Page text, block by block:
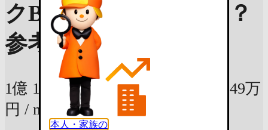
クBは売ったらいくら？
参考査定価格
1億 1,200万円 75.02m²の部屋
（149万
円 / m²）
本人・家族の